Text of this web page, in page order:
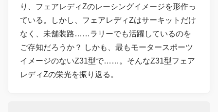
り、フェアレディZのレーシングイメージを形作っ
ている。しかし、フェアレディZはサーキットだけ
なく、未舗装路……ラリーでも活躍しているのを
ご存知だろうか？ しかも、最もモータースポーツ
イメージのないZ31型で……。そんなZ31型フェア
レディZの栄光を振り返る。